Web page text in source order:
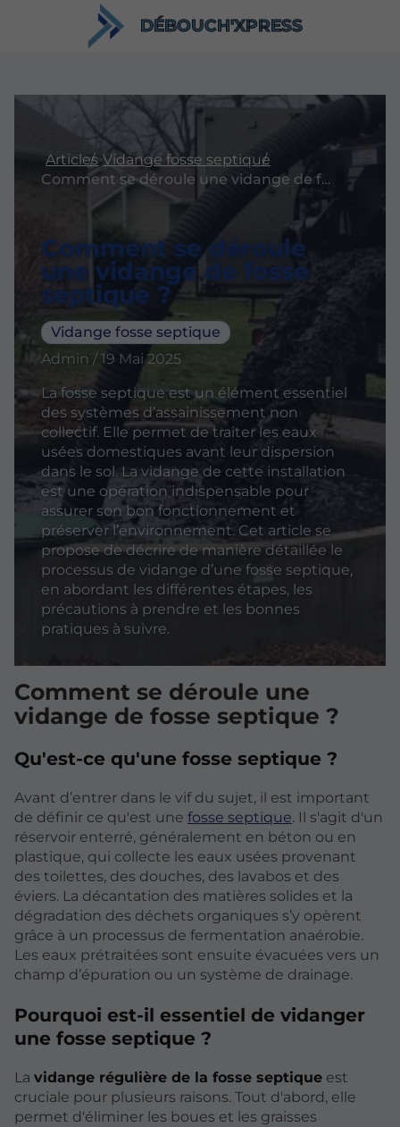
DÉBOUCH'XPRESS
Articles Vidange fosse septique
Comment se déroule une vidange de fosse septique ?
Comment se déroule
une vidange de fosse
septique ?
Vidange fosse septique
Admin / 19 Mai 2025
La fosse septique est un élément essentiel
des systèmes d’assainissement non
collectif. Elle permet de traiter les eaux
usées domestiques avant leur dispersion
dans le sol. La vidange de cette installation
est une opération indispensable pour
assurer son bon fonctionnement et
préserver l’environnement. Cet article se
propose de décrire de manière détaillée le
processus de vidange d’une fosse septique,
en abordant les différentes étapes, les
précautions à prendre et les bonnes
pratiques à suivre.
Comment se déroule une
vidange de fosse septique ?
Qu'est-ce qu'une fosse septique ?
Avant d’entrer dans le vif du sujet, il est important
de définir ce qu'est une fosse septique. Il s'agit d'un
réservoir enterré, généralement en béton ou en
plastique, qui collecte les eaux usées provenant
des toilettes, des douches, des lavabos et des
éviers. La décantation des matières solides et la
dégradation des déchets organiques s’y opèrent
grâce à un processus de fermentation anaérobie.
Les eaux prétraitées sont ensuite évacuées vers un
champ d’épuration ou un système de drainage.
Pourquoi est-il essentiel de vidanger
une fosse septique ?
La vidange régulière de la fosse septique est
cruciale pour plusieurs raisons. Tout d'abord, elle
permet d'éliminer les boues et les graisses